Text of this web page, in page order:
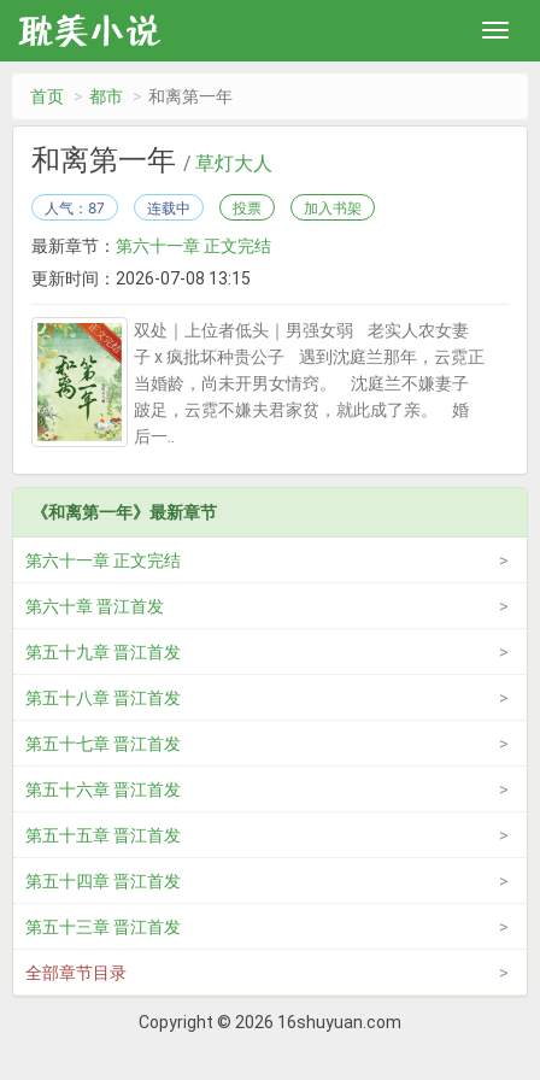
首页 都市 和离第一年
和离第一年 / 草灯大人
人气：87 连载中 投票 加入书架
最新章节： 第六十一章 正文完结
更新时间：2026-07-08 13:15
双处｜上位者低头｜男强女弱 老实人农女妻
子 x 疯批坏种贵公子 遇到沈庭兰那年，云霓正
当婚龄，尚未开男女情窍。 沈庭兰不嫌妻子
跛足，云霓不嫌夫君家贫，就此成了亲。 婚
后一..
《和离第一年》最新章节
第六十一章 正文完结
第六十章 晋江首发
第五十九章 晋江首发
第五十八章 晋江首发
第五十七章 晋江首发
第五十六章 晋江首发
第五十五章 晋江首发
第五十四章 晋江首发
第五十三章 晋江首发
全部章节目录
Copyright © 2026 16shuyuan.com